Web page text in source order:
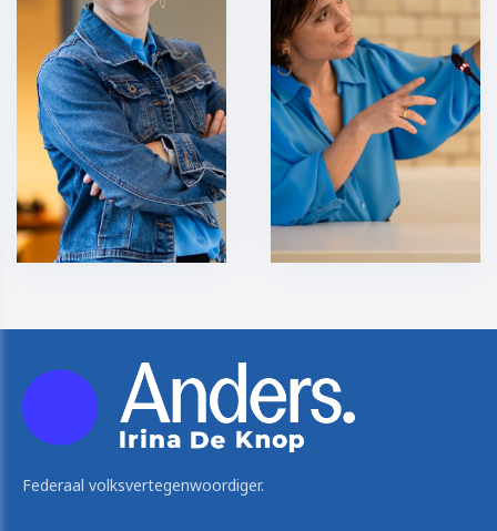
Federaal volksvertegenwoordiger.